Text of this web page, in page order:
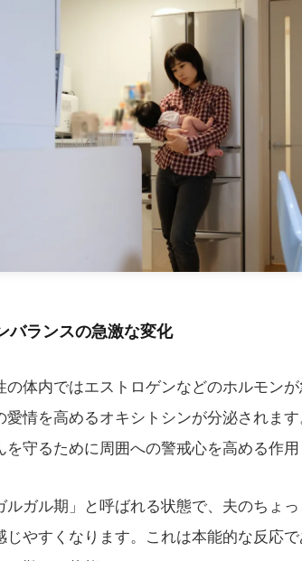
ランスの急激な変化
の体内ではエストロゲンなどのホルモン
愛情を高めるオキシトシンが分泌されま
を守るために周囲への警戒心を高める作用
ルガル期」と呼ばれる状態で、夫のちょ
じやすくなります。これは本能的な反応